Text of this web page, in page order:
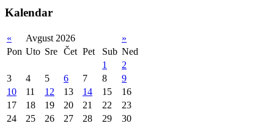
Kalendar
« Avgust 2026
»
Pon Uto Sre Čet Pet Sub Ned
1
2
3
4 5 6 7 8
9
10
11 12 13 14 15
16
17
18 19 20 21 22
23
24
25 26 27 28 29
30